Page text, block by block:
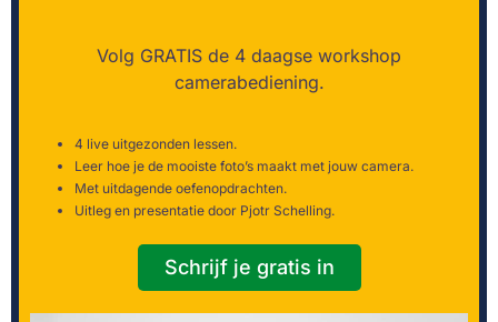
Volg GRATIS de 4 daagse workshop
camerabediening.
4 live uitgezonden lessen.
Leer hoe je de mooiste foto’s maakt met jouw camera.
Met uitdagende oefenopdrachten.
Uitleg en presentatie door Pjotr Schelling.
Schrijf je gratis in